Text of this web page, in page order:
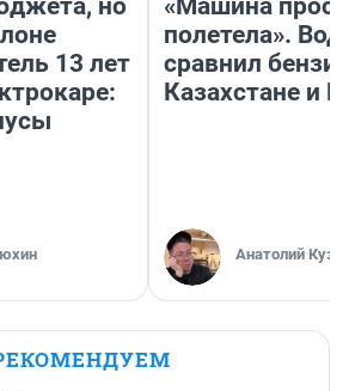
13 лет
полетела».
сравнил
Казахстане и
Анатолий